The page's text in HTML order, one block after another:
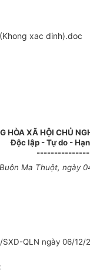
xac dinh).doc
HÒA XÃ HỘI CHỦ
Độc lập - Tự do -
---------------
Buôn Ma Thuột, ngày
QLN ngày 06/